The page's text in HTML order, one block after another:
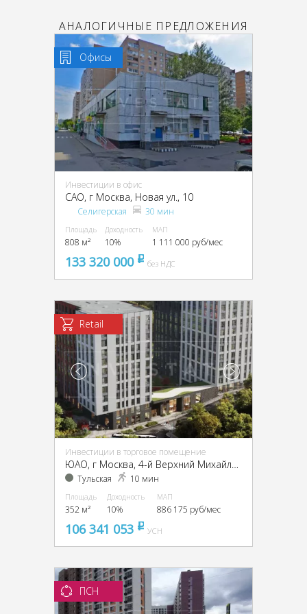
АНАЛОГИЧНЫЕ ПРЕДЛОЖЕНИЯ
Офисы
Инвестиции в офис
CАО, г Москва, Новая ул., 10
Селигерская 30 мин
Площадь
808 м²
Доходность
10%
МАП
1 111 000 руб/мес
133 320 000 pуббез НДС
Retail
Инвестиции в торговое помещение
Тульская 10 мин
Площадь
352 м²
Доходность
10%
МАП
886 175 руб/мес
106 341 053 pуб
УСН
ПСН